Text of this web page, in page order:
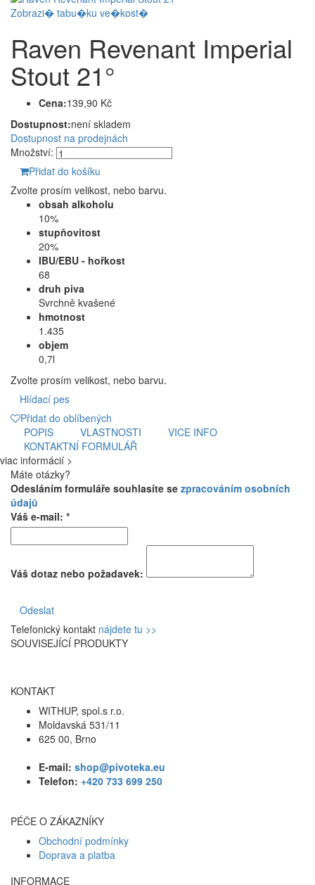
Zobrazi� tabu�ku ve�kost�
Raven Revenant Imperial
Stout 21°
Cena:139,90 Kč
Dostupnost:není skladem
Dostupnost na prodejnách
Množství:
Přidat do košíku
Zvolte prosím velikost, nebo barvu.
obsah alkoholu
10%
stupňovitost
20%
IBU/EBU - hořkost
68
druh piva
Svrchně kvašené
hmotnost
1.435
objem
0,7l
Zvolte prosím velikost, nebo barvu.
Hlídací pes
Přidat do oblíbených
POPIS
VLASTNOSTI
VICE INFO
KONTAKTNÍ FORMULÁŘ
viac informácií >
Máte otázky?
Odesláním formuláře souhlasíte se zpracováním osobních
údajů
Váš e-mail: *
Váš dotaz nebo požadavek:
Odeslat
Telefonický kontakt nájdete tu >>
SOUVISEJÍCÍ PRODUKTY
KONTAKT
WITHUP, spol.s r.o.
Moldavská 531/11
625 00, Brno
E-mail: shop@pivoteka.eu
Telefon: +420 733 699 250
PÉČE O ZÁKAZNÍKY
Obchodní podmínky
Doprava a platba
INFORMACE